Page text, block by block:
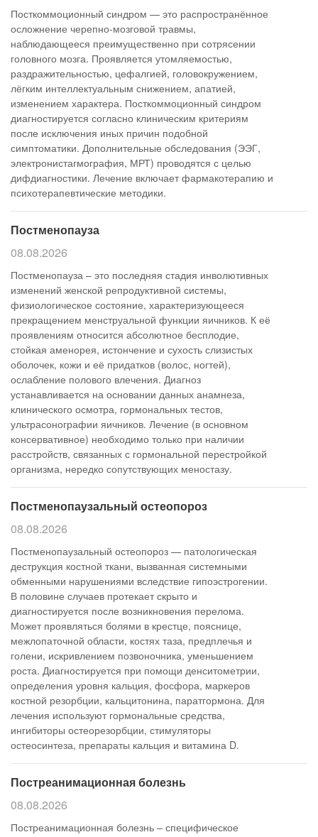
Посткоммоционный синдром — это распространённое
осложнение черепно-мозговой травмы,
наблюдающееся преимущественно при сотрясении
головного мозга. Проявляется утомляемостью,
раздражительностью, цефалгией, головокружением,
лёгким интеллектуальным снижением, апатией,
изменением характера. Посткоммоционный синдром
диагностируется согласно клиническим критериям
после исключения иных причин подобной
симптоматики. Дополнительные обследования (ЭЭГ,
электронистагмография, МРТ) проводятся с целью
дифдиагностики. Лечение включает фармакотерапию и
психотерапевтические методики.
Постменопауза
08.08.2026
Постменопауза – это последняя стадия инволютивных
изменений женской репродуктивной системы,
физиологическое состояние, характеризующееся
прекращением менструальной функции яичников. К её
проявлениям относится абсолютное бесплодие,
стойкая аменорея, истончение и сухость слизистых
оболочек, кожи и её придатков (волос, ногтей),
ослабление полового влечения. Диагноз
устанавливается на основании данных анамнеза,
клинического осмотра, гормональных тестов,
ультрасонографии яичников. Лечение (в основном
консервативное) необходимо только при наличии
расстройств, связанных с гормональной перестройкой
организма, нередко сопутствующих меностазу.
Постменопаузальный остеопороз
08.08.2026
Постменопаузальный остеопороз — патологическая
деструкция костной ткани, вызванная системными
обменными нарушениями вследствие гипоэстрогении.
В половине случаев протекает скрыто и
диагностируется после возникновения перелома.
Может проявляться болями в крестце, пояснице,
межлопаточной области, костях таза, предплечья и
голени, искривлением позвоночника, уменьшением
роста. Диагностируется при помощи денситометрии,
определения уровня кальция, фосфора, маркеров
костной резорбции, кальцитонина, паратгормона. Для
лечения используют гормональные средства,
ингибиторы остеорезорбции, стимуляторы
остеосинтеза, препараты кальция и витамина D.
Постреанимационная болезнь
08.08.2026
Постреанимационная болезнь – специфическое